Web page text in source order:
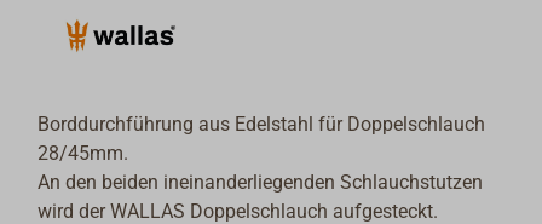
Borddurchführung aus Edelstahl für Doppelschlauch
28/45mm.
An den beiden ineinanderliegenden Schlauchstutzen
wird der WALLAS Doppelschlauch aufgesteckt.